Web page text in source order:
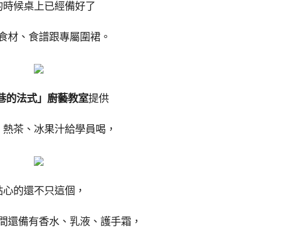
時候桌上已經備好了
材、食譜跟專屬圍裙。
的法式」廚藝教室提供
茶、冰果汁給學員喝，
心的還不只這個，
還備有香水、乳液、護手霜，